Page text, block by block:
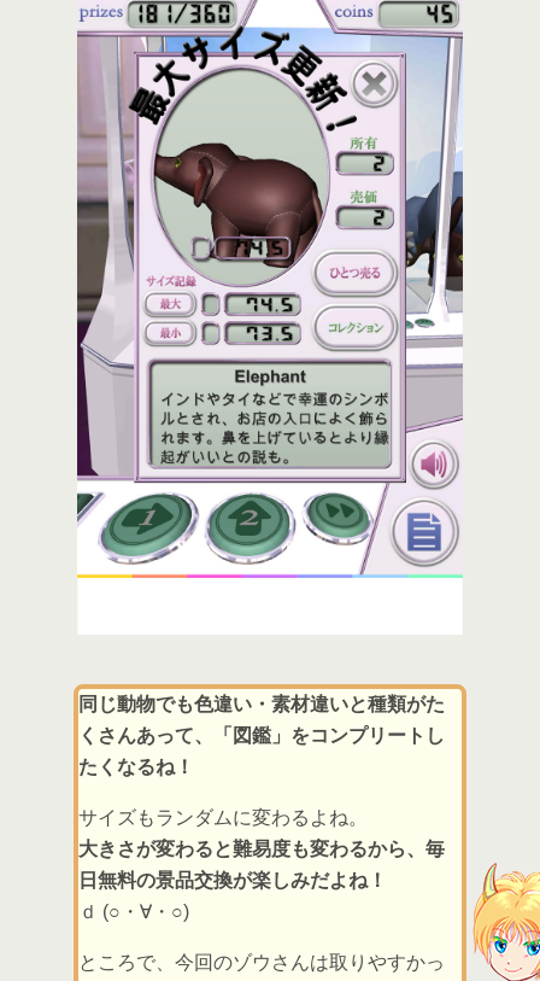
同じ動物でも色違い・素材違いと種類がた
くさんあって、「図鑑」をコンプリートし
たくなるね！
サイズもランダムに変わるよね。
大きさが変わると難易度も変わるから、毎
日無料の景品交換が楽しみだよね！
ｄ (○・∀・○)
ところで、今回のゾウさんは取りやすかっ